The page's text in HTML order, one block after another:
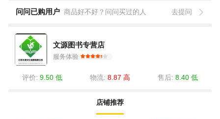
问问已购用户 商品好不好？问问买过的人 去提问
文源图书专营店
服务体验
评价: 9.50 低 物流: 8.87 高 售后: 8.40 低
店铺推荐